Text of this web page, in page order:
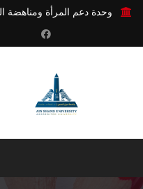
وحدة دعم المرأة ومناهضة